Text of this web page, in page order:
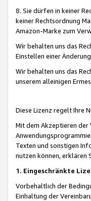
8. Sie dürfen in keiner
keiner Rechtsordnung
Amazon-Marke zum
Wir behalten uns das
Einstellen einer
Wir behalten uns das
unserem alleinigen
Diese Lizenz regelt Ihre
Mit dem Akzeptieren
Texten und sonstigen
nutzen können, erklären
1. Eingeschränkte
Vorbehaltlich der
Einhaltung der